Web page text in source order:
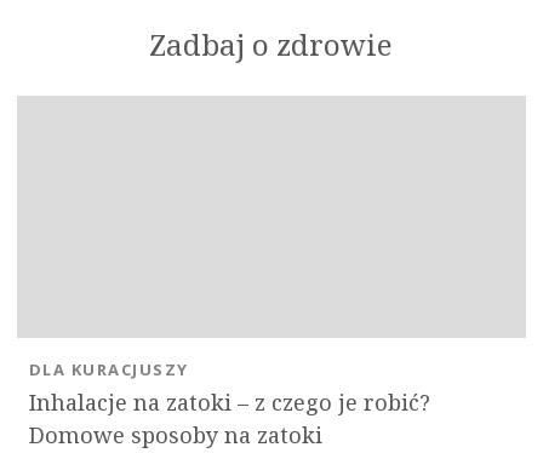
Zadbaj o zdrowie
Inhalacje na zatoki – z czego je robić?
Domowe sposoby na zatoki
DLA KURACJUSZY